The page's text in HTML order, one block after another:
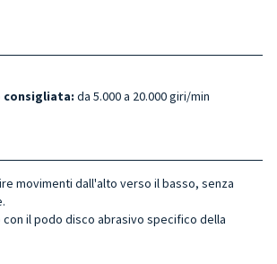
da 5.000 a 20.000 giri/min
movimenti dall'alto verso il basso, senza
con il podo disco abrasivo specifico della